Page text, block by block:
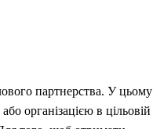
партнерства. У цьому
організацією в цільовій